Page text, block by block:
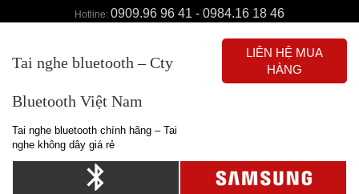
Hotline: 0909.96 96 41 - 0984.16 18 46
Tai nghe bluetooth – Cty
Bluetooth Việt Nam
Tai nghe bluetooth chính hãng – Tai
nghe không dây giá rẻ
LIÊN HỆ MUA
HÀNG